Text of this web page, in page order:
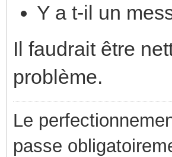
Y a t-il un
Il faudrait être
problème.
Le
passe